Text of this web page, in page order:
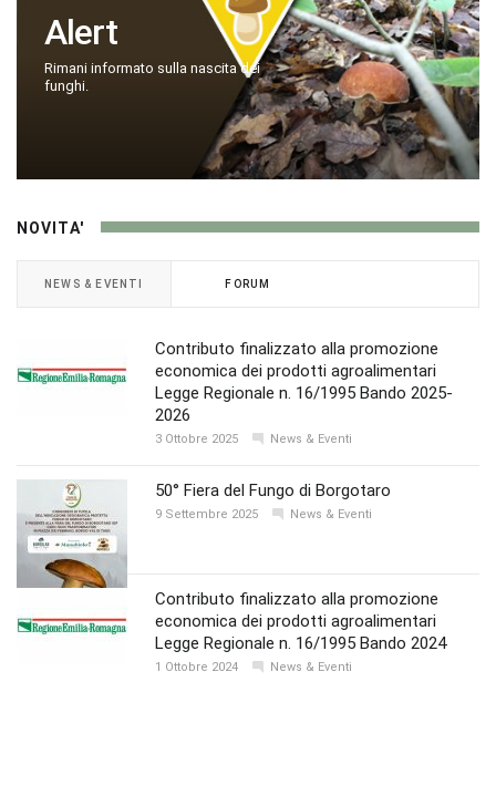
Alert
Rimani informato sulla nascita dei
funghi.
NOVITA'
NEWS & EVENTI FORUM
Contributo finalizzato alla promozione
economica dei prodotti agroalimentari
Legge Regionale n. 16/1995 Bando 2025-
2026
3 Ottobre 2025 News & Eventi
50° Fiera del Fungo di Borgotaro
9 Settembre 2025 News & Eventi
Contributo finalizzato alla promozione
economica dei prodotti agroalimentari
Legge Regionale n. 16/1995 Bando 2024
1 Ottobre 2024 News & Eventi